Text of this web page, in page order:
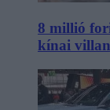
8 millió
kínai